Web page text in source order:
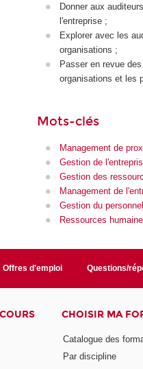
Donner aux
l'entreprise ;
Explorer avec les
organisations ;
Passer en revue
organisations et les
Mots-clés
Management de
Gestion de
Gestion des
Management de
Gestion du personnel
Ressources
Offres d'emploi Questions/
CHOISIR MA
Catalogue des
Par discipline